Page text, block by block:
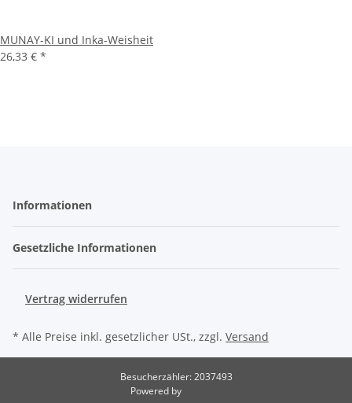
MUNAY-KI und Inka-Weisheit
26,33 € *
Informationen
Gesetzliche Informationen
Vertrag widerrufen
* Alle Preise inkl. gesetzlicher USt., zzgl. Versand
Besucherzähler: 2037493
Powered by